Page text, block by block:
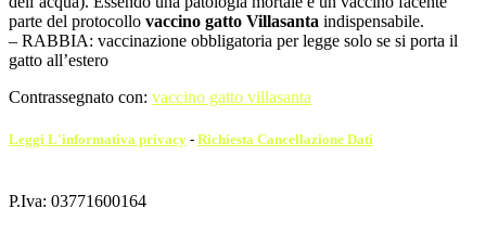
parte del protocollo vaccino gatto Villasanta indispensabile.
– RABBIA: vaccinazione obbligatoria per legge solo se si porta il
gatto all’estero
Contrassegnato con: vaccino gatto villasanta
Leggi L'informativa privacy - Richiesta Cancellazione Dati
P.Iva: 03771600164